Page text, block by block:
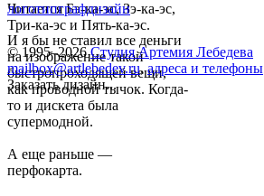
Читается Бэ-ка-эс, Зэ-ка-эс,
Три-ка-эс и Пять-ка-эс.
И я бы не ставил все деньги
на изображение такой
быстропроходящей вещи,
как проводной тычок. Когда-
то и дискета была
супермодной.
А еще раньше —
перфокарта.
логотипграфдизайн
© 1995–2026 Студия Артемия Лебедева
mailbox@artlebedev.ru, адреса и телефоны
Заказать дизайн...